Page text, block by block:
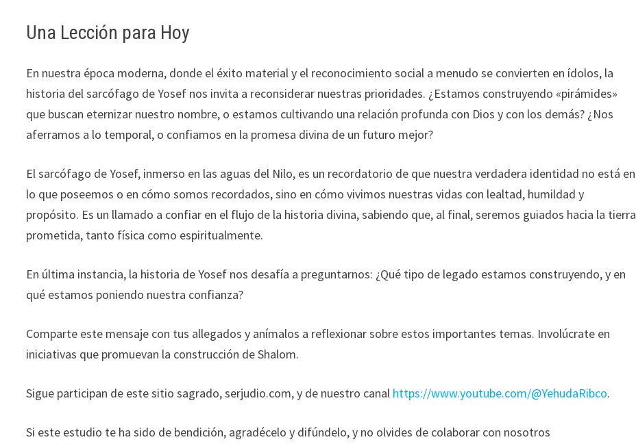
Una Lección para Hoy
En nuestra época moderna, donde el éxito material y el reconocimiento social a menudo se convierten en ídolos, la
historia del sarcófago de Yosef nos invita a reconsiderar nuestras prioridades. ¿Estamos construyendo «pirámides»
que buscan eternizar nuestro nombre, o estamos cultivando una relación profunda con Dios y con los demás? ¿Nos
aferramos a lo temporal, o confiamos en la promesa divina de un futuro mejor?
El sarcófago de Yosef, inmerso en las aguas del Nilo, es un recordatorio de que nuestra verdadera identidad no está en
lo que poseemos o en cómo somos recordados, sino en cómo vivimos nuestras vidas con lealtad, humildad y
propósito. Es un llamado a confiar en el flujo de la historia divina, sabiendo que, al final, seremos guiados hacia la tierra
prometida, tanto física como espiritualmente.
En última instancia, la historia de Yosef nos desafía a preguntarnos: ¿Qué tipo de legado estamos construyendo, y en
qué estamos poniendo nuestra confianza?
Comparte este mensaje con tus allegados y anímalos a reflexionar sobre estos importantes temas. Involúcrate en
iniciativas que promuevan la construcción de Shalom.
Sigue participan de este sitio sagrado, serjudio.com, y de nuestro canal https://www.youtube.com/@YehudaRibco.
Si este estudio te ha sido de bendición, agradécelo y difúndelo, y no olvides de colaborar con nosotros